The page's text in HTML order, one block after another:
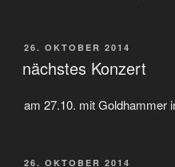
VERÖFFENTLICHT
AM
26. OKTOBER 2014
nächstes Konzert
am 27.10. mit Goldhammer
VERÖFFENTLICHT
26. OKTOBER 2014